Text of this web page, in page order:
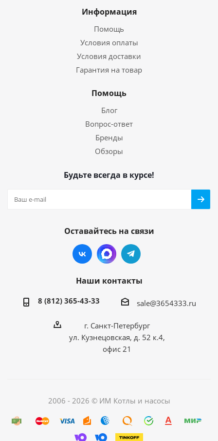
Информация
Помощь
Условия оплаты
Условия доставки
Гарантия на товар
Помощь
Блог
Вопрос-ответ
Бренды
Обзоры
Будьте всегда в курсе!
Оставайтесь на связи
Наши контакты
8 (812) 365-43-33 sale@3654333.ru
г. Санкт-Петербург
ул. Кузнецовская, д. 52 к.4,
офис 21
2006 - 2026 © ИМ Котлы и насосы